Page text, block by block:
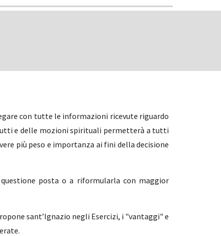
con tutte le informazioni ricevute riguardo
e delle mozioni spirituali permetterà a tutti
più peso e importanza ai fini della decisione
posta o a riformularla con maggior
sant’Ignazio negli Esercizi, i "vantaggi" e